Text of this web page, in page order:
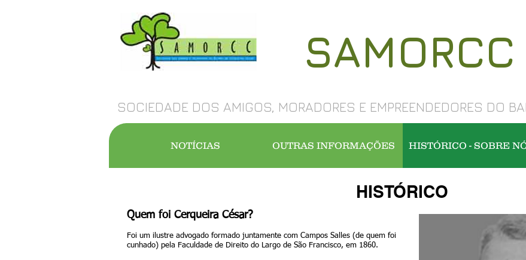
SAMORCC
SOCIEDADE DOS AMIGOS, MORADORES E EMPREENDEDORES DO
NOTÍCIAS OUTRAS INFORMAÇÕES HISTÓRICO - SOBRE
HISTÓRICO
Quem foi Cerqueira César?
Foi um ilustre advogado formado juntamente com Campos Salles (de quem foi
cunhado) pela Faculdade de Direito do Largo de São Francisco, em 1860.